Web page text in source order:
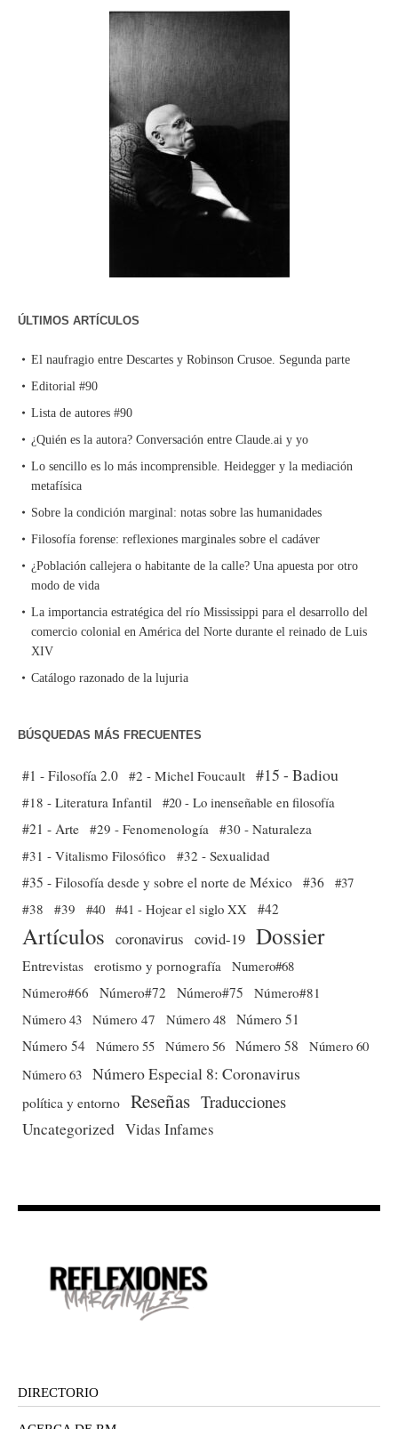
ÚLTIMOS ARTÍCULOS
El naufragio entre Descartes y Robinson Crusoe. Segunda parte
Editorial #90
Lista de autores #90
¿Quién es la autora? Conversación entre Claude.ai y yo
Lo sencillo es lo más incomprensible. Heidegger y la mediación
metafísica
Sobre la condición marginal: notas sobre las humanidades
Filosofía forense: reflexiones marginales sobre el cadáver
¿Población callejera o habitante de la calle? Una apuesta por otro
modo de vida
La importancia estratégica del río Mississippi para el desarrollo del
comercio colonial en América del Norte durante el reinado de Luis
XIV
Catálogo razonado de la lujuria
BÚSQUEDAS MÁS FRECUENTES
#1 - Filosofía 2.0 #2 - Michel Foucault #15 - Badiou
#18 - Literatura Infantil #20 - Lo inenseñable en filosofía
#21 - Arte #29 - Fenomenología
#30 - Naturaleza
#31 - Vitalismo Filosófico
#32 - Sexualidad
#35 - Filosofía desde y sobre el norte de México #36 #37
#38
#39 #40 #41 - Hojear el siglo XX #42
Artículos coronavirus covid-19 Dossier
Entrevistas erotismo y pornografía
Numero#68
Número#66
Número#72 Número#75
Número#81
Número 43 Número 47 Número 48 Número 51
Número 54 Número 55 Número 56 Número 58
Número 60
Número 63 Número Especial 8: Coronavirus
política y entorno Reseñas Traducciones
Uncategorized Vidas Infames
DIRECTORIO